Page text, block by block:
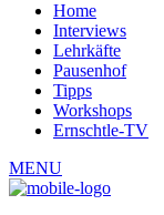
Home
Interviews
Lehrkäfte
Pausenhof
Tipps
Workshops
Ernschtle-TV
MENU